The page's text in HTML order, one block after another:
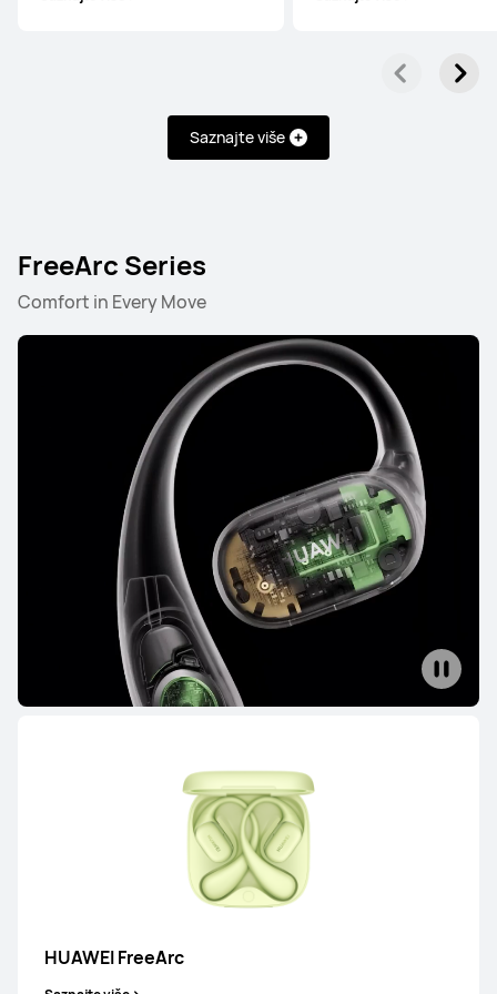
Saznajte više
FreeArc Series
Comfort in Every Move
HUAWEI FreeArc
HUAWEI FreeBuds Pro 5
Saznajte više
HUAWEI FreeBuds 6
Saznajte više
HUAWEI FreeBuds 7i
Saznajte više
HUAWEI FreeBuds 6i
Saznajte više